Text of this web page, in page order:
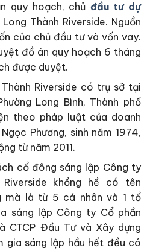
quy hoạch, chủ đầu tư dự
Thành Riverside. Nguồn
của chủ đầu tư và vốn vay.
đồ án quy hoạch 6 tháng
được duyệt.
Riverside có trụ sở tại
Long Bình, Thành phố
theo pháp luật của doanh
Phương, sinh năm 1974,
từ năm 2011.
cổ đông sáng lập Công ty
khồng hề có tên
mà là từ 5 cá nhân và 1 tổ
sáng lập Công ty Cổ phần
CTCP Đầu Tư và Xây dựng
gia sáng lập hầu hết đều có